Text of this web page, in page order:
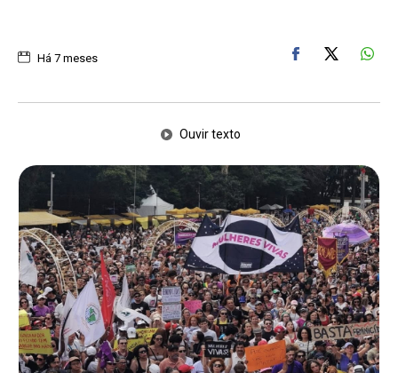
Há 7 meses
Ouvir texto